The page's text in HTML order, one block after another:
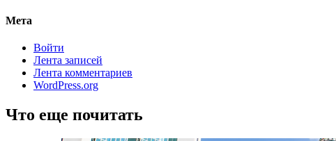
Мета
Войти
Лента записей
Лента комментариев
WordPress.org
Что еще почитать